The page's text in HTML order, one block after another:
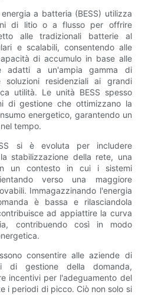
a batteria (BESS) utilizza
di litio o a flusso per offrire
alle tradizionali batterie al
e scalabili, consentendo alle
di accumulo in base alle
adatti a un'ampia gamma di
soluzioni residenziali ai grandi
utilità. Le unità BESS spesso
di gestione che ottimizzano la
energetico, garantendo un
tempo.
si è evoluta per includere
stabilizzazione della rete, una
un contesto in cui i sistemi
verso una maggiore
Immagazzinando l'energia
è bassa e rilasciandola
ad appiattire la curva
contribuendo così in modo
consentire alle aziende di
di gestione della domanda,
incentivi per l'adeguamento del
i periodi di picco. Ciò non solo si